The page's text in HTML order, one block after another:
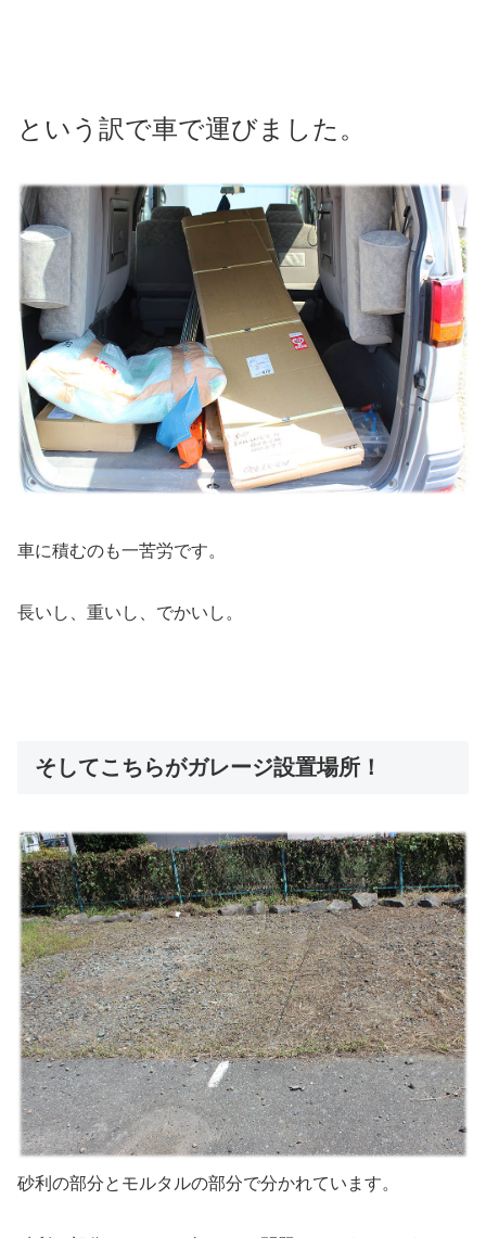
という訳で車で運びました。
車に積むのも一苦労です。
長いし、重いし、でかいし。
そしてこちらがガレージ設置場所！
砂利の部分とモルタルの部分で分かれています。